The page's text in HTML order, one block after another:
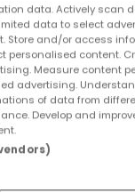
data. Actively scan
data to select
Store and/or access
personalised content.
Measure content
advertising.
of data from
Develop and